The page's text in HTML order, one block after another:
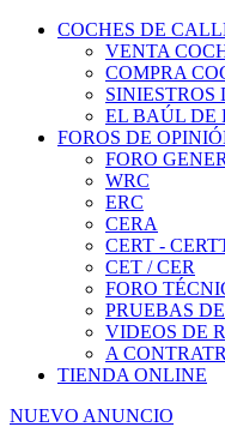
COCHES DE
VENTA
COMPRA
SINIESTROS
EL BAÚL DE
FOROS DE
FORO
WRC
ERC
CERA
CERT -
CET / CER
FORO
PRUEBAS
VIDEOS DE
A
TIENDA ONLINE
NUEVO ANUNCIO